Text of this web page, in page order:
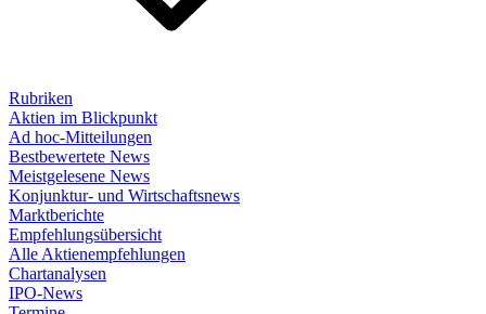
Rubriken
Aktien im Blickpunkt
Ad hoc-Mitteilungen
Bestbewertete News
Meistgelesene News
Konjunktur- und Wirtschaftsnews
Marktberichte
Empfehlungsübersicht
Alle Aktienempfehlungen
Chartanalysen
IPO-News